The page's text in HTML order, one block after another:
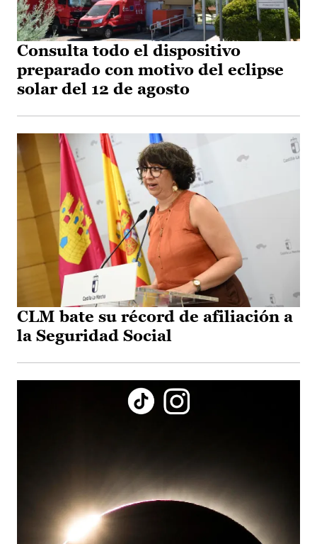
Consulta todo el dispositivo
preparado con motivo del eclipse
solar del 12 de agosto
CLM bate su récord de afiliación a
la Seguridad Social